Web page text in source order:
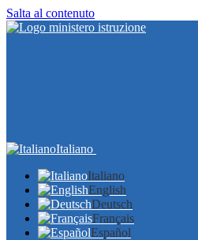
Salta al contenuto
Italiano
Italiano
English
Deutsch
Français
Español